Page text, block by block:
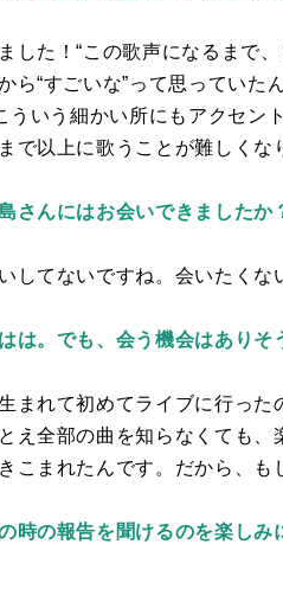
ました！“この歌声になるまで
ら“すごいな”って思っていた
ういう細かい所にもアクセ
で以上に歌うことが難しくな
んにはお会いできましたか
いしてないですね。会いたく
。でも、会う機会はありそ
生まれて初めてライブに行っ
え全部の曲を知らなくても
こまれたんです。だから、も
の報告を聞けるのを楽しみ